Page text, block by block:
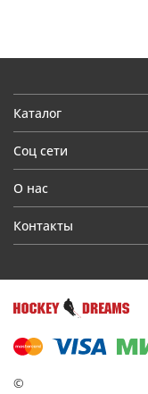
Каталог
Соц сети
О нас
Контакты
©